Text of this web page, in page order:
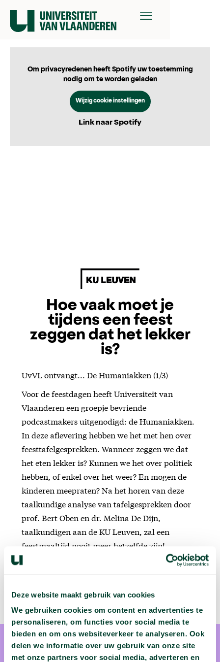
Deze website maakt gebruik van cookies
We gebruiken cookies om content en advertenties te
personaliseren, om functies voor social media te
bieden en om ons websiteverkeer te analyseren. Ook
delen we informatie over uw gebruik van onze site
met onze partners voor social media, adverteren en
Om privacyredenen heeft Spotify uw toestemming
nodig om te worden geladen
Wijzig cookie instellingen
Link naar Spotify
Hoe vaak moet je
tijdens een feest
zeggen dat het lekker
is?
UvVL ontvangt... De Humaniakken (1/3)
Voor de feestdagen heeft Universiteit van
Vlaanderen een groepje bevriende
podcastmakers uitgenodigd: de Humaniakken.
In deze aflevering hebben we het met hen over
feesttafelgesprekken. Wanneer zeggen we dat
het eten lekker is? Kunnen we het over politiek
hebben, of enkel over het weer? En mogen de
kinderen meepraten? Na het horen van deze
taalkundige analyse van tafelgesprekken door
prof. Bert Oben en dr. Melina De Dijn,
taalkundigen aan de KU Leuven, zal een
feestmaaltijd nooit meer hetzelfde zijn!